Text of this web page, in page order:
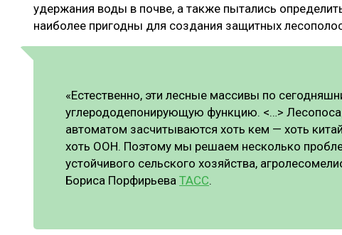
удержания воды в почве, а также пытались
наиболее пригодны для создания защитных
«Естественно, эти лесные массивы по
углерододепонирующую функцию. <…>
автоматом засчитываются хоть кем — хоть
хоть ООН. Поэтому мы решаем несколько
устойчивого сельского хозяйства,
Бориса Порфирьева ТАСС.